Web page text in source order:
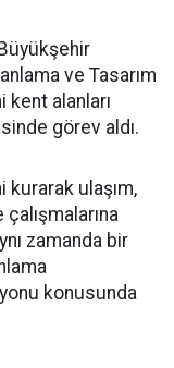
ve Tasarım
kent alanları
görev aldı.
kurarak ulaşım,
zamanda bir
konusunda